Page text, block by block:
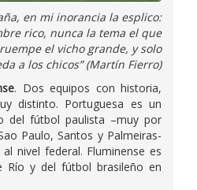
en mi inorancia la esplico:
rico, nunca la tema el que
el vicho grande, y solo
a los chicos” (Martín Fierro)
. Dos equipos con historia,
distinto. Portuguesa es un
del fútbol paulista –muy por
Paulo, Santos y Palmeiras-
nivel federal. Fluminense es
Río y del fútbol brasileño en